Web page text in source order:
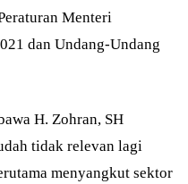
Menteri
dan Undang-Undang
H. Zohran, SH
tidak relevan lagi
menyangkut sektor